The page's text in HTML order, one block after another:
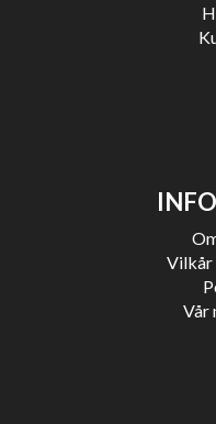
Vilkår
Vår